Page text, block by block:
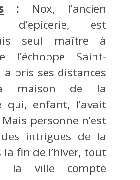
: Nox, l’ancien
d’épicerie, est
seul maître à
l’échoppe Saint-
a pris ses distances
maison de la
qui, enfant, l’avait
personne n’est
intrigues de la
la fin de l’hiver, tout
la ville compte